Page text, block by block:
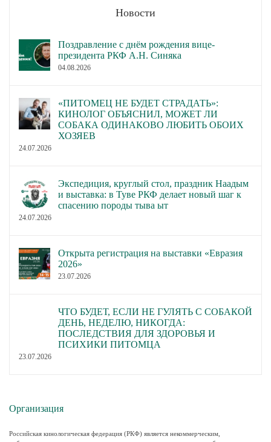
Новости
Поздравление с днём рождения вице-
президента РКФ А.Н. Синяка
04.08.2026
«ПИТОМЕЦ НЕ БУДЕТ СТРАДАТЬ»:
КИНОЛОГ ОБЪЯСНИЛ, МОЖЕТ ЛИ
СОБАКА ОДИНАКОВО ЛЮБИТЬ ОБОИХ
ХОЗЯЕВ
24.07.2026
Экспедиция, круглый стол, праздник Наадым
и выставка: в Туве РКФ делает новый шаг к
спасению породы тыва ыт
24.07.2026
Открыта регистрация на выставки «Евразия
2026»
23.07.2026
ЧТО БУДЕТ, ЕСЛИ НЕ ГУЛЯТЬ С СОБАКОЙ
ДЕНЬ, НЕДЕЛЮ, НИКОГДА:
ПОСЛЕДСТВИЯ ДЛЯ ЗДОРОВЬЯ И
ПСИХИКИ ПИТОМЦА
23.07.2026
Организация
Российская кинологическая федерация (РКФ) является некоммерческим,